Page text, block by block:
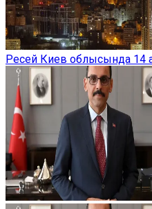
Ресей Киев облысында 14